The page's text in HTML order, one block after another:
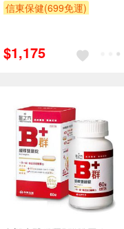
信東保健(699免運)
$1,175